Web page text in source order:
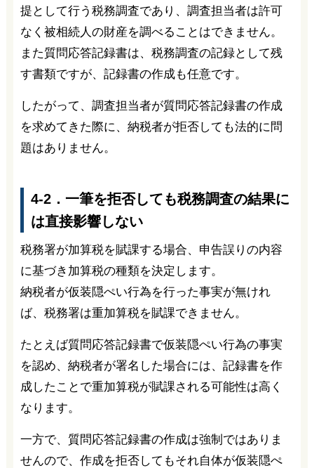
提として行う税務調査であり、調査担当者は許可
なく被相続人の財産を調べることはできません。
また質問応答記録書は、税務調査の記録として残
す書類ですが、記録書の作成も任意です。
したがって、調査担当者が質問応答記録書の作成
を求めてきた際に、納税者が拒否しても法的に問
題はありません。
4-2．一筆を拒否しても税務調査の結果に
は直接影響しない
税務署が加算税を賦課する場合、申告誤りの内容
に基づき加算税の種類を決定します。
納税者が仮装隠ぺい行為を行った事実が無けれ
ば、税務署は重加算税を賦課できません。
たとえば質問応答記録書で仮装隠ぺい行為の事実
を認め、納税者が署名した場合には、記録書を作
成したことで重加算税が賦課される可能性は高く
なります。
一方で、質問応答記録書の作成は強制ではありま
せんので、作成を拒否してもそれ自体が仮装隠ぺ